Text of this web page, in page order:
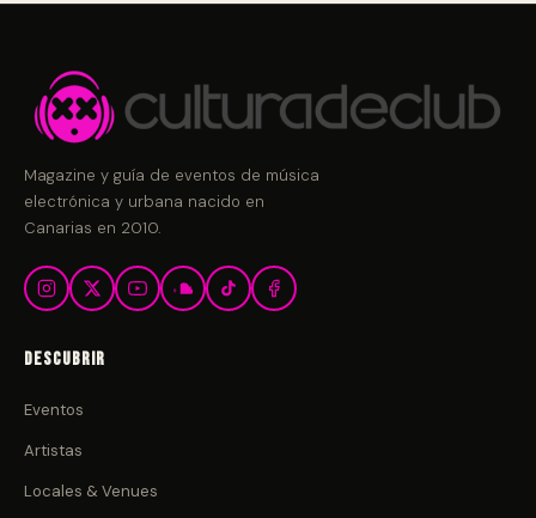
Magazine y guía de eventos de música
electrónica y urbana nacido en
Canarias en 2010.
Descubrir
Eventos
Artistas
Locales & Venues